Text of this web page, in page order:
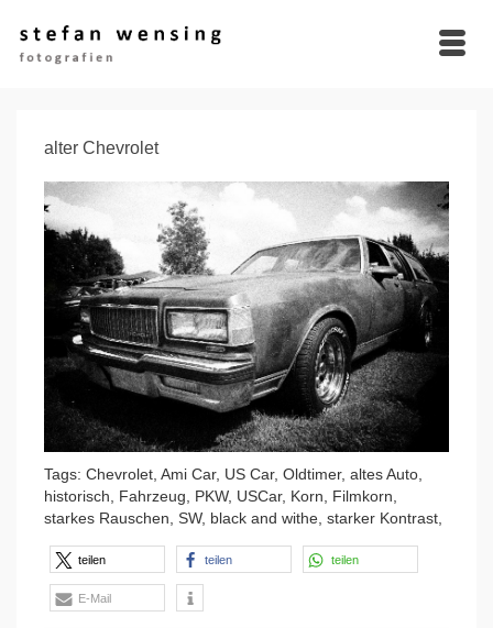
alter Chevrolet
Tags: Chevrolet, Ami Car, US Car, Oldtimer, altes Auto,
historisch, Fahrzeug, PKW, USCar, Korn, Filmkorn,
starkes Rauschen, SW, black and withe, starker Kontrast,
teilen teilen teilen
E-Mail